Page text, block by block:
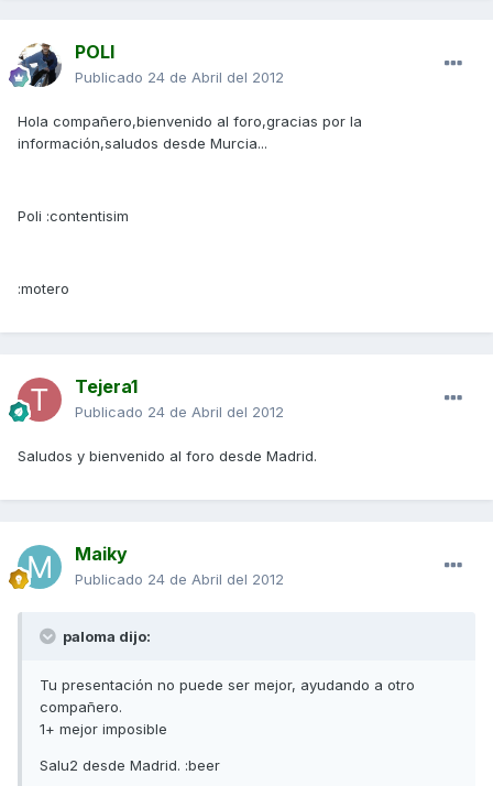
POLI
Publicado 24 de Abril del 2012
Hola compañero,bienvenido al foro,gracias por la
información,saludos desde Murcia...
Poli :contentisim
:motero
Tejera1
Publicado 24 de Abril del 2012
Saludos y bienvenido al foro desde Madrid.
Maiky
Publicado 24 de Abril del 2012
paloma dijo:
Tu presentación no puede ser mejor, ayudando a otro
compañero.
1+ mejor imposible
Salu2 desde Madrid. :beer